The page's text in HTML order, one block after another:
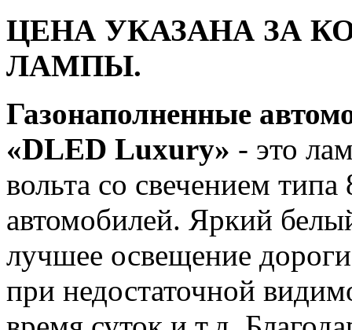
ЦЕНА УКАЗАНА ЗА
ЛАМПЫ.
Газонаполненные
«DLED Luxury» - это
вольта со свечением
автомобилей. Яркий
лучшее освещение
при недостаточной